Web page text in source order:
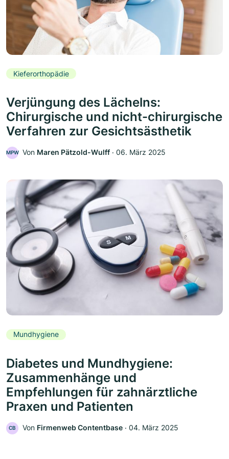
Kieferorthopädie
Verjüngung des Lächelns:
Chirurgische und nicht-chirurgische
Verfahren zur Gesichtsästhetik
MPW Von Maren Pätzold-Wulff ‧ 06. März 2025
Mundhygiene
Diabetes und Mundhygiene:
Zusammenhänge und
Empfehlungen für zahnärztliche
Praxen und Patienten
CB Von Firmenweb Contentbase ‧ 04. März 2025